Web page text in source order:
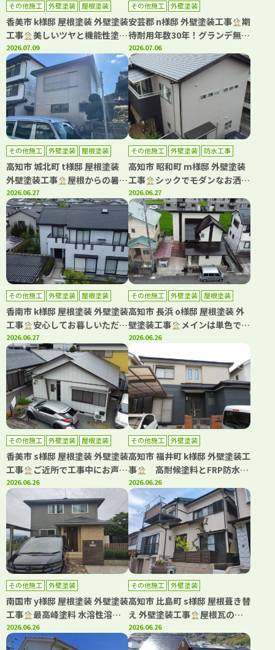
その他施工 外壁塗装 屋根塗装
香美市 k様邸 屋根塗装 外壁塗装
工事
美しいツヤと機能性塗料
でお家を守る塗装です
2026.07.09
その他施工 外壁塗装
安芸郡 n様邸 外壁塗装工事
期
待耐用年数30年！グランデ無機
で塗装(^^♪ネイビーで上質で
落ち着いた雰囲気に
2026.07.06
その他施工 外壁塗装 屋根塗装
高知市 城北町 t様邸 屋根塗装
外壁塗装工事
屋根からの暑さ
を軽減！！遮熱塗料で施工しま
した
2026.06.27
その他施工 外壁塗装 防水工事
高知市 昭和町 m様邸 外壁塗装
工事
シックでモダンなお洒落
ツートンはこの組み合わせ
2026.06.27
その他施工 外壁塗装
屋根塗装
防水工事
香南市 k様邸 屋根塗装 外壁塗装
工事
安心してお暮しいただけ
るように丁寧に施工させていた
だきました
2026.06.27
その他施工 外壁塗装 屋根塗装
高知市 長浜 o様邸 屋根塗装 外
壁塗装工事
メインは単色で仕
上げ、アクセントに多彩色を用
いて高級感ある仕上がりです
2026.06.26
その他施工 外壁塗装 屋根塗装
香美市 s様邸 屋根塗装 外壁塗装
工事
ご近所で工事中にお声か
けいただき工事をさせていただ
きました
2026.06.26
その他施工 外壁塗装
高知市 福井町 k様邸 外壁塗装工
事
高耐候塗料とFRP防水
で、美しさと安心が続く住まい
へ！
2026.06.26
その他施工 外壁塗装
南国市 y様邸 屋根塗装 外壁塗装
工事
最高峰塗料 水溶性溶剤
グランデ有機HRCで屋根外壁を
塗装しました(^^♪
2026.06.26
その他施工 外壁塗装
高知市 比島町 s様邸 屋根葺き替
え 外壁塗装工事
屋根瓦の葺
き替え工事もキタペンにおまか
せ下さい！
2026.06.26